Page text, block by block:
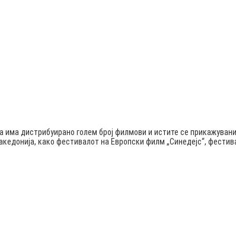
има дистрибуирано голем број филмови и истите се
како фестивалот на Европски филм „Синедејс“,